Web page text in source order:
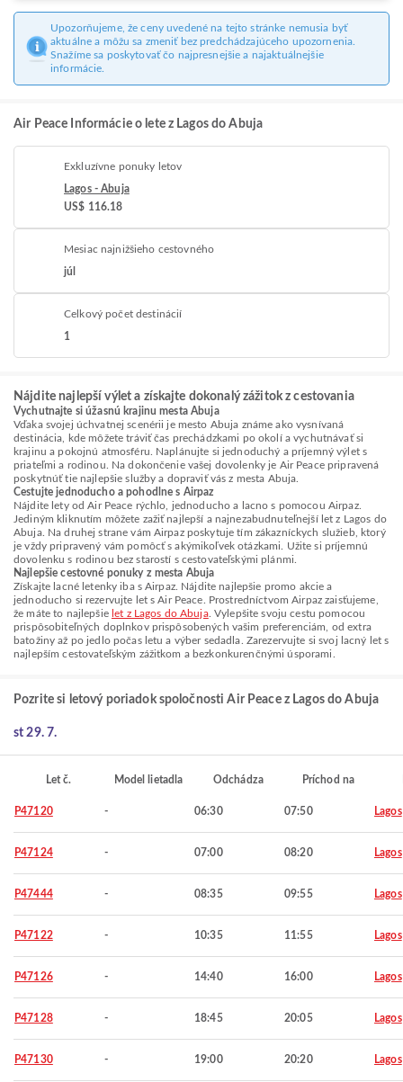
Upozorňujeme, že ceny uvedené na tejto stránke nemusia byť
aktuálne a môžu sa zmeniť bez predchádzajúceho upozornenia.
Snažíme sa poskytovať čo najpresnejšie a najaktuálnejšie
informácie.
Air Peace Informácie o lete z Lagos do Abuja
Exkluzívne ponuky letov
Lagos - Abuja
US$ 116.18
Mesiac najnižšieho cestovného
júl
Celkový počet destinácií
1
Nájdite najlepší výlet a získajte dokonalý zážitok z cestovania
Vychutnajte si úžasnú krajinu mesta Abuja
Vďaka svojej úchvatnej scenérii je mesto Abuja známe ako vysnívaná
destinácia, kde môžete tráviť čas prechádzkami po okolí a vychutnávať si
krajinu a pokojnú atmosféru. Naplánujte si jednoduchý a príjemný výlet s
priateľmi a rodinou. Na dokončenie vašej dovolenky je Air Peace pripravená
poskytnúť tie najlepšie služby a dopraviť vás z mesta Abuja.
Cestujte jednoducho a pohodlne s Airpaz
Nájdite lety od Air Peace rýchlo, jednoducho a lacno s pomocou Airpaz.
Jediným kliknutím môžete zažiť najlepší a najnezabudnuteľnejší let z Lagos do
Abuja. Na druhej strane vám Airpaz poskytuje tím zákazníckych služieb, ktorý
je vždy pripravený vám pomôcť s akýmikoľvek otázkami. Užite si príjemnú
dovolenku s rodinou bez starostí s cestovateľskými plánmi.
Najlepšie cestovné ponuky z mesta Abuja
Získajte lacné letenky iba s Airpaz. Nájdite najlepšie promo akcie a
jednoducho si rezervujte let s Air Peace. Prostredníctvom Airpaz zaisťujeme,
že máte to najlepšie let z Lagos do Abuja. Vylepšite svoju cestu pomocou
prispôsobiteľných doplnkov prispôsobených vašim preferenciám, od extra
batožiny až po jedlo počas letu a výber sedadla. Zarezervujte si svoj lacný let s
najlepším cestovateľským zážitkom a bezkonkurenčnými úsporami.
Pozrite si letový poriadok spoločnosti Air Peace z Lagos do Abuja
st 29. 7.
Let č. Model lietadla Odchádza Príchod na
P47120 - 06:30 07:50 Lagos
P47124 - 07:00 08:20 Lagos
P47444 - 08:35 09:55 Lagos
P47122 - 10:35 11:55 Lagos
P47126 - 14:40 16:00 Lagos
P47128 - 18:45 20:05 Lagos
P47130 - 19:00 20:20 Lagos